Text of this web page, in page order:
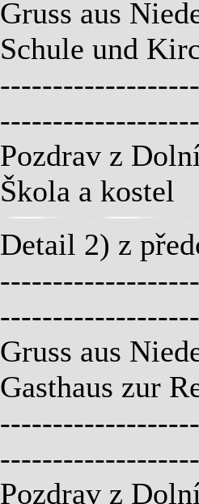
Gruss aus
Schule und
-------------------
Pozdrav z
Škola a kostel
Detail 2) z
-------------------
Gruss aus
Gasthaus zur
-------------------
Pozdrav z